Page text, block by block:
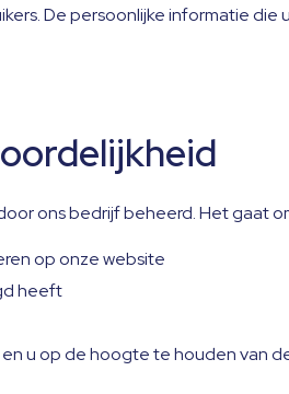
De persoonlijke informatie die
ons bedrijf beheerd. Het gaat
op onze website
heeft
u op de hoogte te houden van